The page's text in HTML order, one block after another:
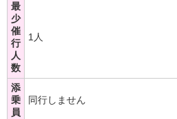
最
少
催
行
人
数
1人
添
乗
員
同行しません